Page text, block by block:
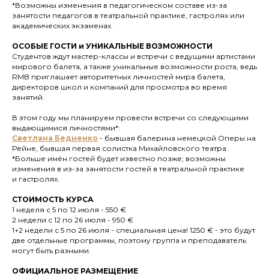
*Возможны изменения в педагогическом составе из-за
занятости педагогов в театральной практике, гастролях или
академических экзаменах.
ОСОБЫЕ ГОСТИ и УНИКАЛЬНЫЕ ВОЗМОЖНОСТИ
Студентов ждут мастер-классы и встречи с ведущими артистами
мирового балета, а также уникальные возможности роста, ведь
RMB приглашает авторитетных личностей мира балета,
директоров школ и компаний для просмотра во время
занятий.
В этом году мы планируем провести встречи со следующими
выдающимися личностями*:
Светлана Бедненко - бывшая балерина немецкой Оперы на
Рейне, бывшая первая солистка Михайловского театра
*Больше имён гостей будет известно позже; возможны
изменения в из-за занятости гостей в театральной практике
и гастролях.
СТОИМОСТЬ КУРСА
1 неделя с 5 по 12 июля - 550 €
2 недели с 12 по 26 июля - 950 €
1+2 недели с 5 по 26 июля - специальная цена! 1250 € - это будут
две отдельные программы, поэтому группа и преподаватель
могут быть разными.
ОФИЦИАЛЬНОЕ РАЗМЕЩЕНИЕ